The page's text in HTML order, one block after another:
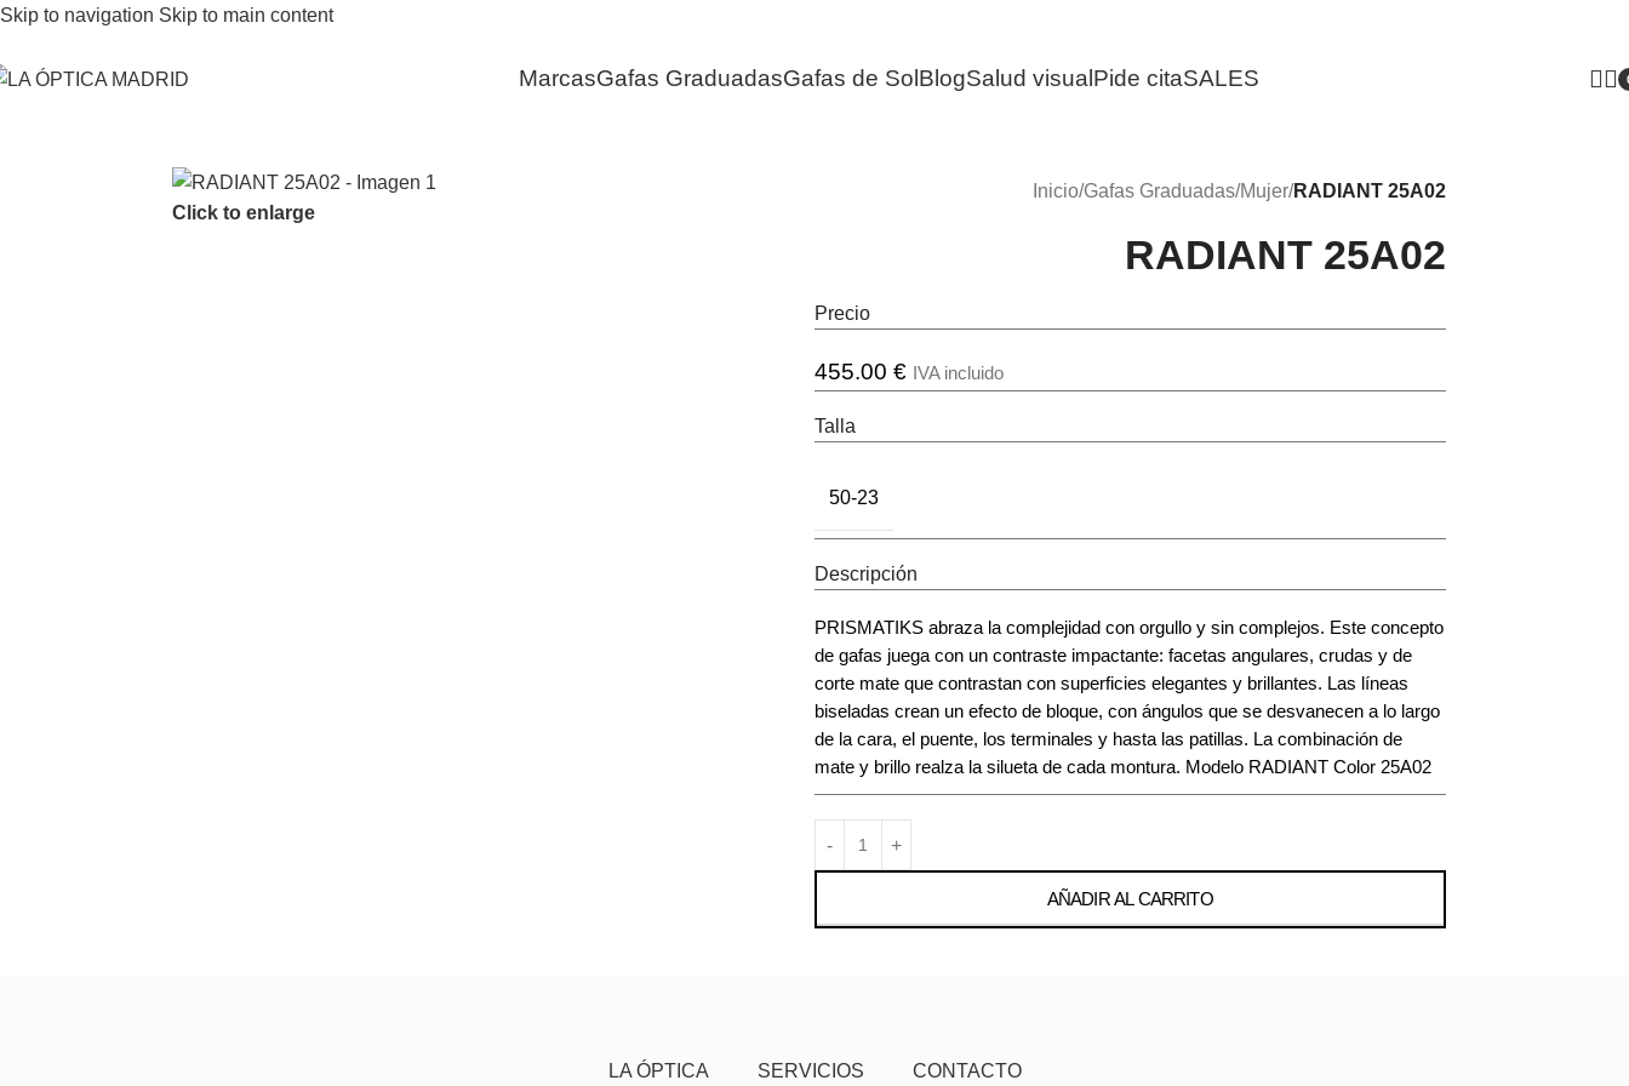
Skip to navigation Skip to main content
MarcasGafas GraduadasGafas de Sol BlogSalud visual Pide citaSALES
Click to enlarge
Inicio/Gafas Graduadas/Mujer/RADIANT 25A02
RADIANT 25A02
Precio
455.00 € IVA incluido
Talla
50-23
Descripción
PRISMATIKS abraza la complejidad con orgullo y sin complejos. Este concepto
de gafas juega con un contraste impactante: facetas angulares, crudas y de
corte mate que contrastan con superficies elegantes y brillantes. Las líneas
biseladas crean un efecto de bloque, con ángulos que se desvanecen a lo largo
de la cara, el puente, los terminales y hasta las patillas. La combinación de
mate y brillo realza la silueta de cada montura. Modelo RADIANT Color 25A02
AÑADIR AL CARRITO
LA ÓPTICA SERVICIOS CONTACTO